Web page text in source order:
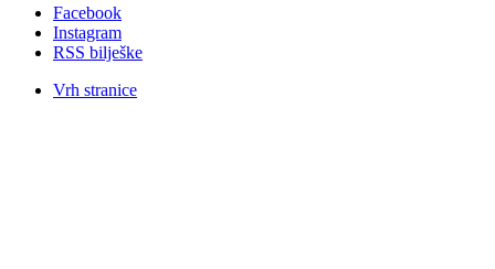
Facebook
Instagram
RSS bilješke
Vrh stranice